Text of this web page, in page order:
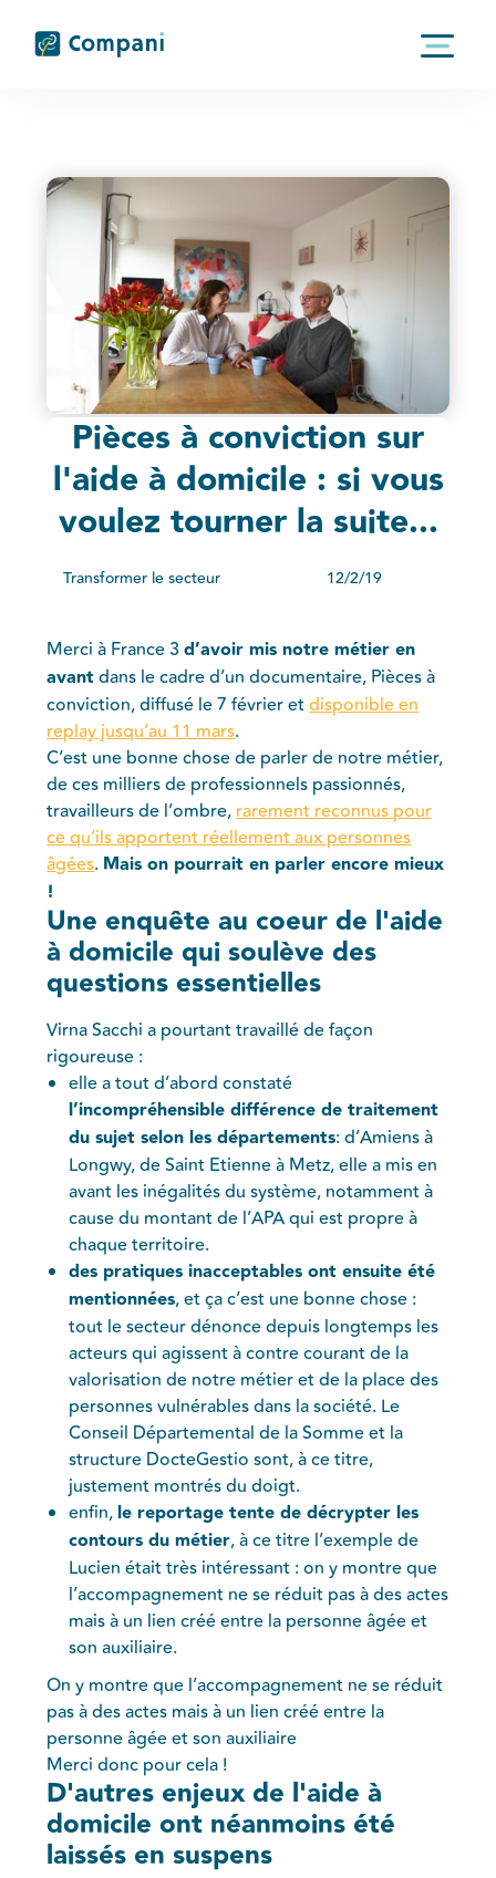
Pièces à conviction sur
l'aide à domicile : si vous
voulez tourner la suite...
Transformer le secteur 12/2/19
Merci à France 3d’avoir mis notre métier en
avantdans le cadre d’un documentaire, Pièces à
conviction, diffusé le 7 février etdisponible en
replay jusqu’au 11 mars.
C’est une bonne chose de parler de notre métier,
de ces milliers de professionnels passionnés,
travailleurs de l’ombre,rarement reconnus pour
ce qu’ils apportent réellement aux personnes
âgées. Mais on pourrait en parler encore mieux
!
Une enquête au coeur de l'aide
à domicile qui soulève des
questions essentielles
Virna Sacchi a pourtant travaillé de façon
rigoureuse :
elle a tout d’abord constaté
l’incompréhensible différence de traitement
du sujet selon les départements: d’Amiens à
Longwy, de Saint Etienne à Metz, elle a mis en
avant les inégalités du système, notamment à
cause du montant de l’APA qui est propre à
chaque territoire.
des pratiques inacceptables ont ensuite été
mentionnées, et ça c’est une bonne chose :
tout le secteur dénonce depuis longtemps les
acteurs qui agissent à contre courant de la
valorisation de notre métier et de la place des
personnes vulnérables dans la société. Le
Conseil Départemental de la Somme et la
structure DocteGestio sont, à ce titre,
justement montrés du doigt.
enfin,le reportage tente de décrypter les
contours du métier, à ce titre l’exemple de
Lucien était très intéressant : on y montre que
l’accompagnement ne se réduit pas à des actes
mais à un lien créé entre la personne âgée et
son auxiliaire.
On y montre que l’accompagnement ne se réduit
pas à des actes mais à un lien créé entre la
personne âgée et son auxiliaire
Merci donc pour cela !
D'autres enjeux de l'aide à
domicile ont néanmoins été
laissés en suspens